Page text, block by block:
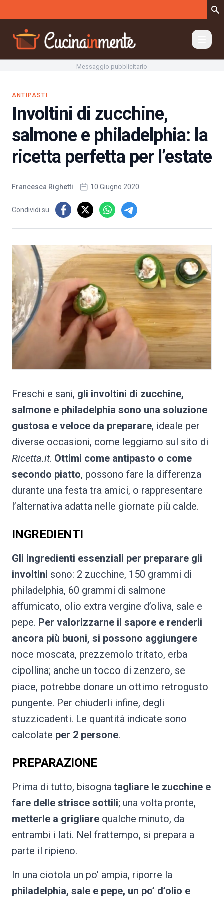
Messaggio pubblicitario
ANTIPASTI
Involtini di zucchine,
salmone e philadelphia: la
ricetta perfetta per l’estate
Francesca Righetti 10 Giugno 2020
Condividi su
Freschi e sani, gli involtini di zucchine,
salmone e philadelphia sono una soluzione
gustosa e veloce da preparare, ideale per
diverse occasioni, come leggiamo sul sito di
Ricetta.it. Ottimi come antipasto o come
secondo piatto, possono fare la differenza
durante una festa tra amici, o rappresentare
l’alternativa adatta nelle giornate più calde.
INGREDIENTI
Gli ingredienti essenziali per preparare gli
involtini sono: 2 zucchine, 150 grammi di
philadelphia, 60 grammi di salmone
affumicato, olio extra vergine d’oliva, sale e
pepe. Per valorizzarne il sapore e renderli
ancora più buoni, si possono aggiungere
noce moscata, prezzemolo tritato, erba
cipollina; anche un tocco di zenzero, se
piace, potrebbe donare un ottimo retrogusto
pungente. Per chiuderli infine, degli
stuzzicadenti. Le quantità indicate sono
calcolate per 2 persone.
PREPARAZIONE
Prima di tutto, bisogna tagliare le zucchine e
fare delle strisce sottili; una volta pronte,
metterle a grigliare qualche minuto, da
entrambi i lati. Nel frattempo, si prepara a
parte il ripieno.
In una ciotola un po’ ampia, riporre la
philadelphia, sale e pepe, un po’ d’olio e